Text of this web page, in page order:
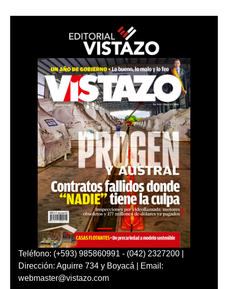
Teléfono: (+593) 985860991 - (042) 2327200 |
Dirección: Aguirre 734 y Boyacá | Email:
webmaster@vistazo.com